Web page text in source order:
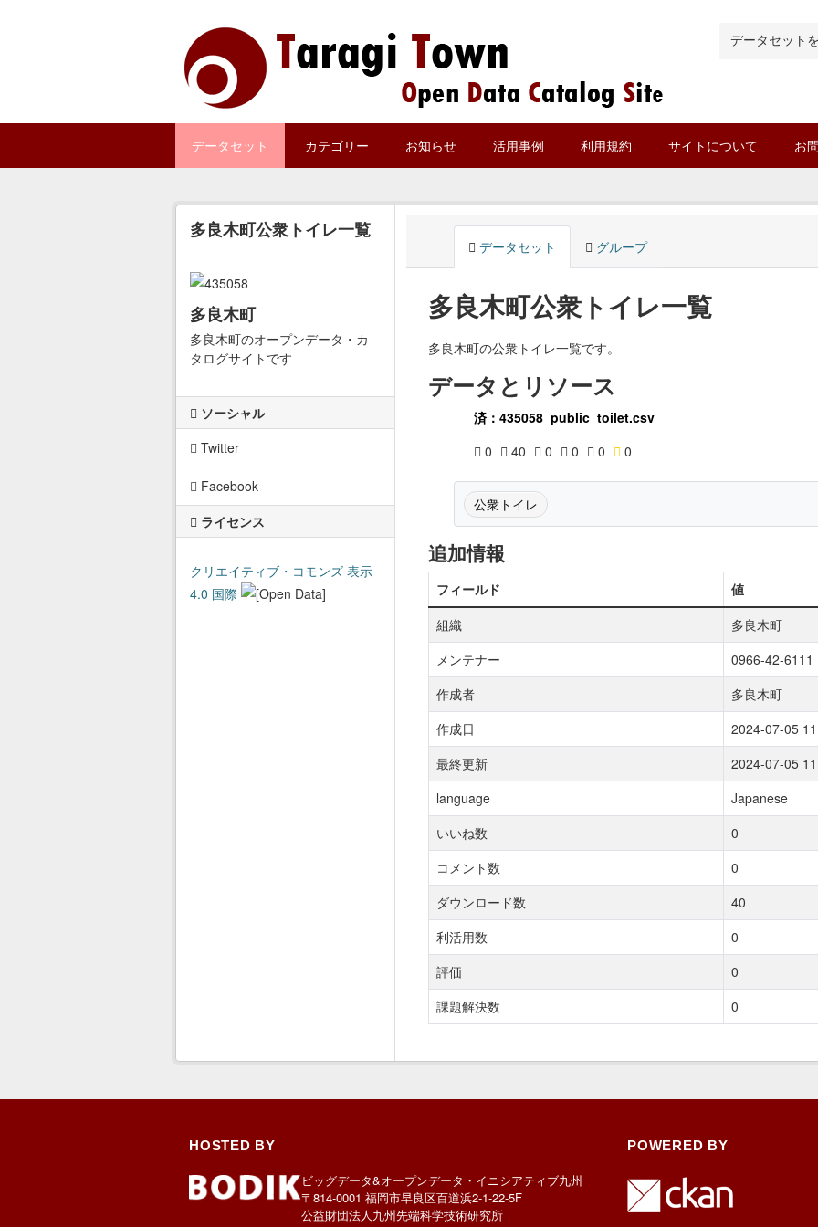
データセット カテゴリー お知らせ 活用事例 利用規約 サイトについて お
多良木町公衆トイレ一覧
多良木町
多良木町のオープンデータ・カ
タログサイトです
ソーシャル
Twitter
Facebook
ライセンス
クリエイティブ・コモンズ 表示
4.0 国際
データセット グループ
多良木町公衆トイレ一覧
多良木町の公衆トイレ一覧です。
データとリソース
済：435058_public_toilet.csv
0
40 0 0 0 0
公衆トイレ
追加情報
フィールド
値
組織
多良木町
メンテナー
0966-42-6111
作成者
多良木町
作成日
2024-07-05
最終更新
2024-07-05
language
Japanese
いいね数
0
コメント数
0
ダウンロード数
40
利活用数
0
評価
0
課題解決数
0
HOSTED BY
ビッグデータ&オープンデータ・イニシアティブ九州
〒814-0001 福岡市早良区百道浜2-1-22-5F
公益財団法人九州先端科学技術研究所
POWERED BY